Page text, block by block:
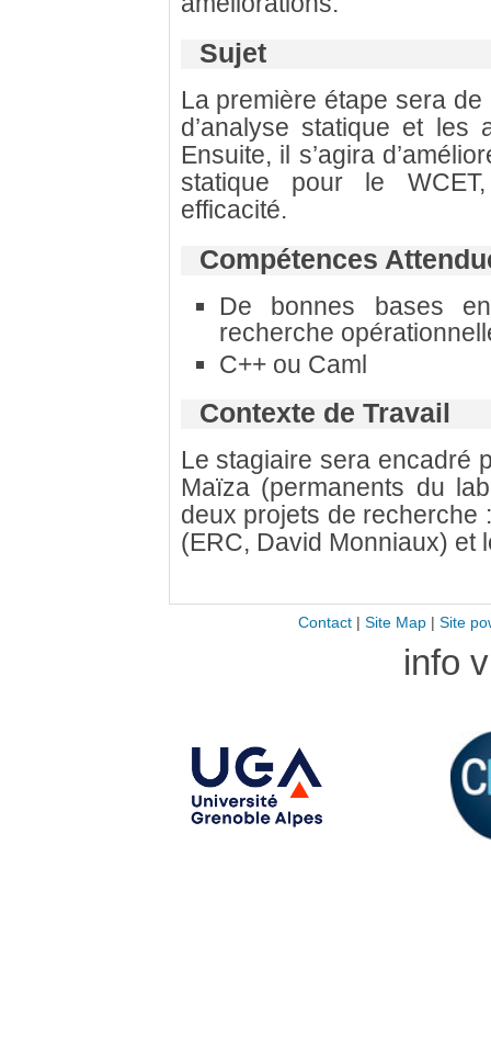
Sujet
La première étape sera
d’analyse statique et les
Ensuite, il s’agira
statique pour le
efficacité.
Compétences
De bonnes bases
recherche
C++ ou Caml
Contexte de Travail
Le stagiaire sera encadré
Maïza (permanents du
deux projets de
(ERC, David Monniaux) et
Contact| Site Map| Site
info